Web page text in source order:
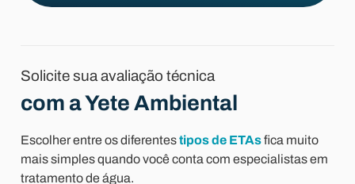
Solicite sua avaliação técnica
com a Yete Ambiental
Escolher entre os diferentestipos de ETAsfica muito
mais simples quando você conta com especialistas em
tratamento de água.